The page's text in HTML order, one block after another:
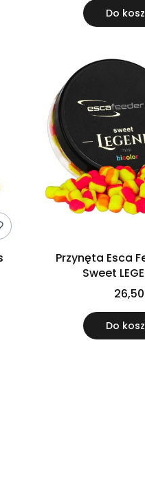
Do
Przynęta Esca
Sweet
26,50
Do